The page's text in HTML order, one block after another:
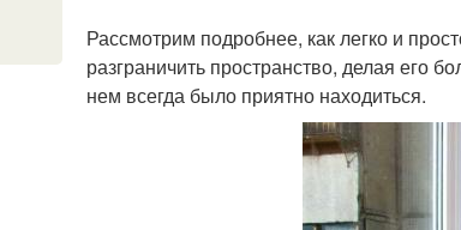
Рассмотрим подробнее, как легко и
разграничить пространство, делая его
нем всегда было приятно находиться.